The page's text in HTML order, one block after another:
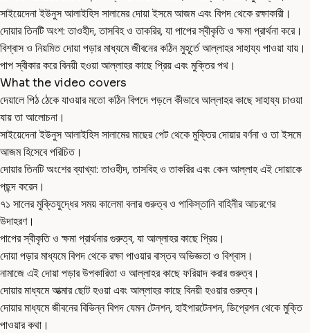
সাইয়েদেনা ইউনুস আলাইহিস সালামের দোয়া ইসমে আজম এবং বিপদ থেকে রক্ষাকারী।
দোয়ার তিনটি অংশ: তাওহীদ, তাসবিহ ও তাকরির, যা পাপের স্বীকৃতি ও ক্ষমা প্রার্থনা করে।
বিশ্বাস ও নিয়মিত দোয়া পড়ার মাধ্যমে জীবনের কঠিন মুহূর্তে আল্লাহর সাহায্য পাওয়া যায়।
পাপ স্বীকার করে বিনয়ী হওয়া আল্লাহর কাছে প্রিয় এবং মুক্তির পথ।
What the video covers
দেয়ালে পিঠ ঠেকে যাওয়ার মতো কঠিন বিপদে পড়লে কীভাবে আল্লাহর কাছে সাহায্য চাওয়া
যায় তা আলোচনা।
সাইয়েদেনা ইউনুস আলাইহিস সালামের মাছের পেট থেকে মুক্তির দোয়ার বর্ণনা ও তা ইসমে
আজম হিসেবে পরিচিত।
দোয়ার তিনটি অংশের ব্যাখ্যা: তাওহীদ, তাসবিহ ও তাকরির এবং কেন আল্লাহ এই দোয়াকে
পছন্দ করেন।
৭১ সালের মুক্তিযুদ্ধের সময় কালেমা বলার গুরুত্ব ও পাকিস্তানি বাহিনীর আচরণের
উদাহরণ।
পাপের স্বীকৃতি ও ক্ষমা প্রার্থনার গুরুত্ব, যা আল্লাহর কাছে প্রিয়।
দোয়া পড়ার মাধ্যমে বিপদ থেকে রক্ষা পাওয়ার বাস্তব অভিজ্ঞতা ও বিশ্বাস।
নামাজে এই দোয়া পড়ার উপকারিতা ও আল্লাহর কাছে ফরিয়াদ করার গুরুত্ব।
দোয়ার মাধ্যমে আত্মার ছোট হওয়া এবং আল্লাহর কাছে বিনয়ী হওয়ার গুরুত্ব।
দোয়ার মাধ্যমে জীবনের বিভিন্ন বিপদ যেমন টেনশন, হাইপারটেনশন, ডিপ্রেশন থেকে মুক্তি
পাওয়ার কথা।